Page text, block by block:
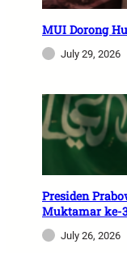
MUI Dorong
July 29, 2026
Presiden
Muktamar ke-
July 26, 2026